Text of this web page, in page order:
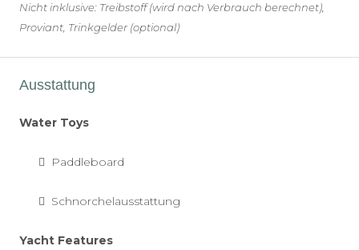
Nicht inklusive: Treibstoff (wird nach Verbrauch berechnet),
Proviant, Trinkgelder (optional)
Ausstattung
Water Toys
Paddleboard
Schnorchelausstattung
Yacht Features